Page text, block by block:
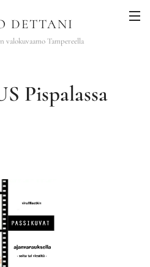
DETTANI
valokuvaamo Tampereella
Pispalassa